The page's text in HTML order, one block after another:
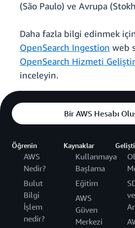
(São Paulo) ve Avrupa
Daha fazla bilgi edinmek
OpenSearch Ingestion web
OpenSearch Hizmeti
inceleyin.
Bir AWS Hesabı
Öğrenin
AWS
Nedir?
Bulut
Bilgi
İşlem
nedir?
Kaynaklar
Kullanmaya
Başlama
Eğitim
AWS
Güven
Merkezi
ve